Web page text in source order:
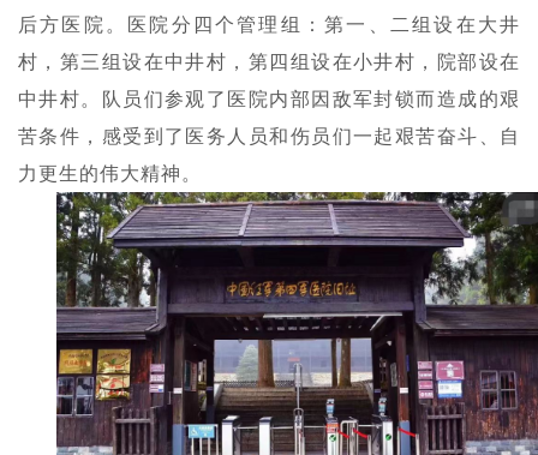
后方医院。医院分四个管理组：第一、二组设在大井
村，第三组设在中井村，第四组设在小井村，院部设在
中井村。队员们参观了医院内部因敌军封锁而造成的艰
苦条件，感受到了医务人员和伤员们一起艰苦奋斗、自
力更生的伟大精神。